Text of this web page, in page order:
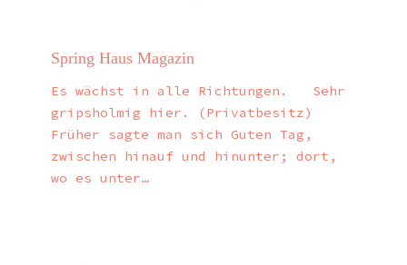
Spring Haus Magazin
Es wächst in alle Richtungen. Sehr
gripsholmig hier. (Privatbesitz)
Früher sagte man sich Guten Tag,
zwischen hinauf und hinunter; dort,
wo es unter…